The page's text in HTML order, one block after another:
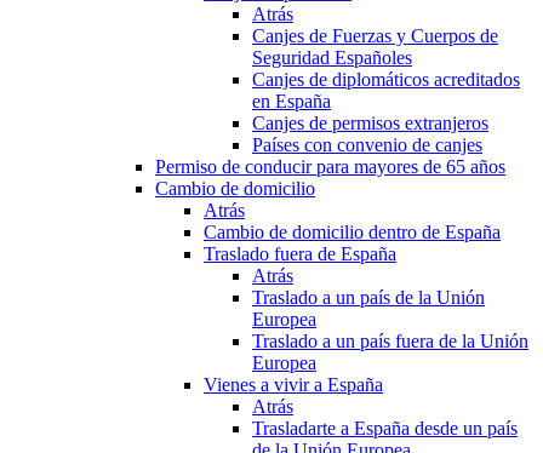
Atrás
Canjes de Fuerzas y Cuerpos de
Seguridad Españoles
Canjes de diplomáticos acreditados
en España
Canjes de permisos extranjeros
Países con convenio de canjes
Permiso de conducir para mayores de 65 años
Cambio de domicilio
Atrás
Cambio de domicilio dentro de España
Traslado fuera de España
Atrás
Traslado a un país de la Unión
Europea
Traslado a un país fuera de la Unión
Europea
Vienes a vivir a España
Atrás
Trasladarte a España desde un país